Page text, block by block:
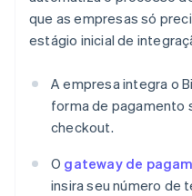
que as empresas só
estágio inicial de
A empresa integra o
forma de pagamento
checkout.
O gateway de
insira seu número de